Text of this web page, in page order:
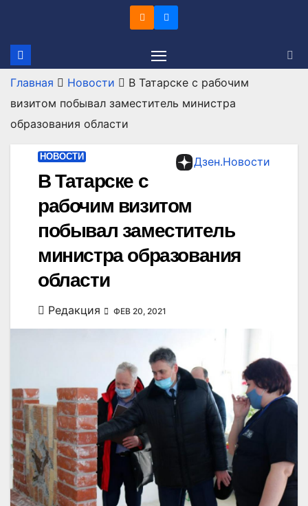
содержимому
Главная Новости
В Татарске с рабочим
визитом побывал заместитель министра
образования области
Дзен.Новости
НОВОСТИ
В Татарске с
рабочим визитом
побывал заместитель
министра образования
области
Редакция ФЕВ 20, 2021